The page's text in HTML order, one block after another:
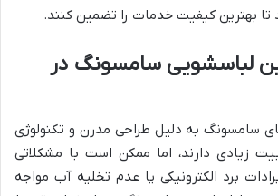
بهترین کیفیت خدمات را تضمین کنند.
لباسشویی سامسونگ در
سامسونگ به دلیل طراحی مدرن و تکنولوژی
زیادی دارند، اما ممکن است با مشکلاتی
برد الکترونیکی یا عدم تخلیه آب مواجه